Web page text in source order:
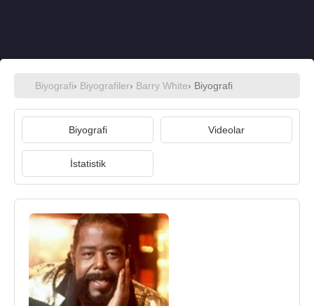
Biyografi› Biyografiler› Barry White› Biyografi
Biyografi Videolar
İstatistik